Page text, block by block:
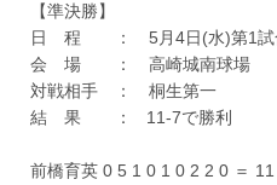
【準決勝】
日 程 ： 5月4日(水)第1試
会 場 ： 高崎城南球場
対戦相手 ： 桐生第一
結 果 ： 11-7で勝利
前橋育英 0 5 1 0 1 0 2 2 0 ＝ 11